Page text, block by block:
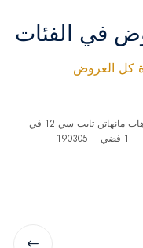
في الفئات
كل العروض